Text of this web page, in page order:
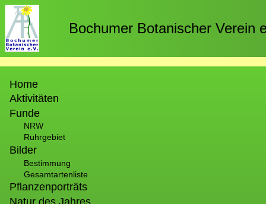
Direkt
zum
Inhalt
Bochumer Botanischer Verein
Home
Aktivitäten
Funde
NRW
Ruhrgebiet
Bilder
Bestimmung
Gesamtartenliste
Pflanzenporträts
Natur des Jahres